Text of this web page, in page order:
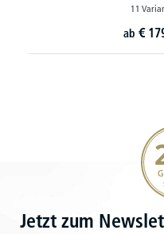
11
ab €
20€
Jetzt zum